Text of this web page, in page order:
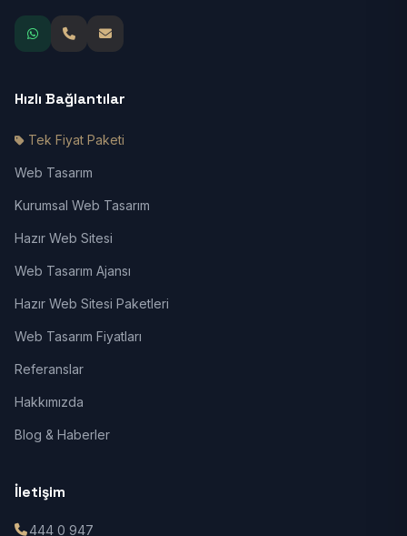
Hızlı Bağlantılar
Tek Fiyat Paketi
Web Tasarım
Kurumsal Web Tasarım
Hazır Web Sitesi
Web Tasarım Ajansı
Hazır Web Sitesi Paketleri
Web Tasarım Fiyatları
Referanslar
Hakkımızda
Blog & Haberler
İletişim
444 0 947